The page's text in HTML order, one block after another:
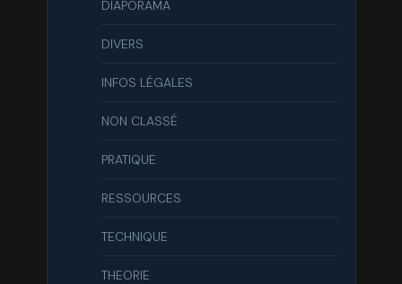
DIAPORAMA
DIVERS
INFOS LÉGALES
NON CLASSÉ
PRATIQUE
RESSOURCES
TECHNIQUE
THEORIE